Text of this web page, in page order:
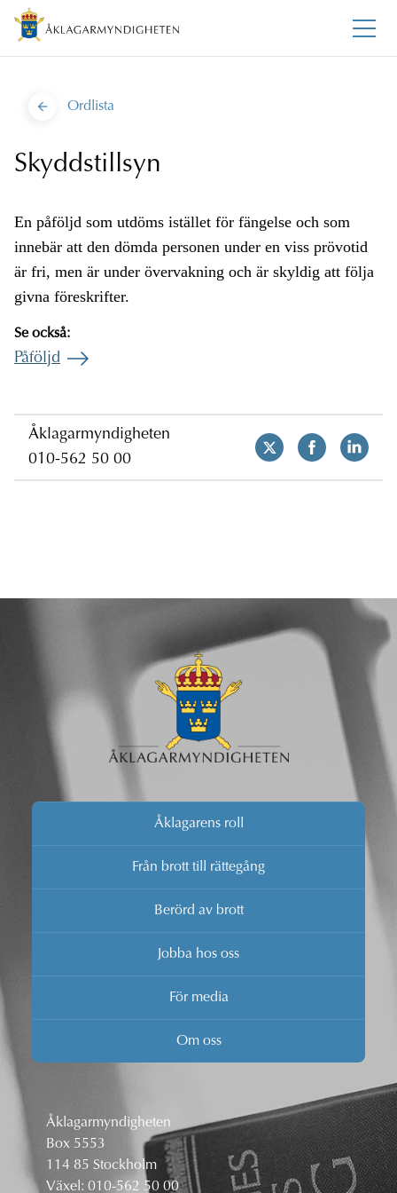
Ordlista
Skyddstillsyn
En påföljd som utdöms istället för fängelse och som
innebär att den dömda personen under en viss prövotid
är fri, men är under övervakning och är skyldig att följa
givna föreskrifter.
Se också:
Påföljd
Åklagarmyndigheten
010-562 50 00
Åklagarens roll
Från brott till rättegång
Berörd av brott
Jobba hos oss
För media
Om oss
Åklagarmyndigheten
Box 5553
114 85 Stockholm
Växel: 010-562 50 00